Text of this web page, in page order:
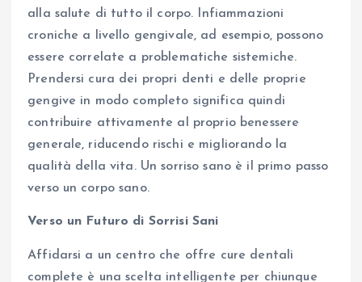
alla salute di tutto il corpo. Infiammazioni
croniche a livello gengivale, ad esempio, possono
essere correlate a problematiche sistemiche.
Prendersi cura dei propri denti e delle proprie
gengive in modo completo significa quindi
contribuire attivamente al proprio benessere
generale, riducendo rischi e migliorando la
qualità della vita. Un sorriso sano è il primo passo
verso un corpo sano.
Verso un Futuro di Sorrisi Sani
Affidarsi a un centro che offre cure dentali
complete è una scelta intelligente per chiunque